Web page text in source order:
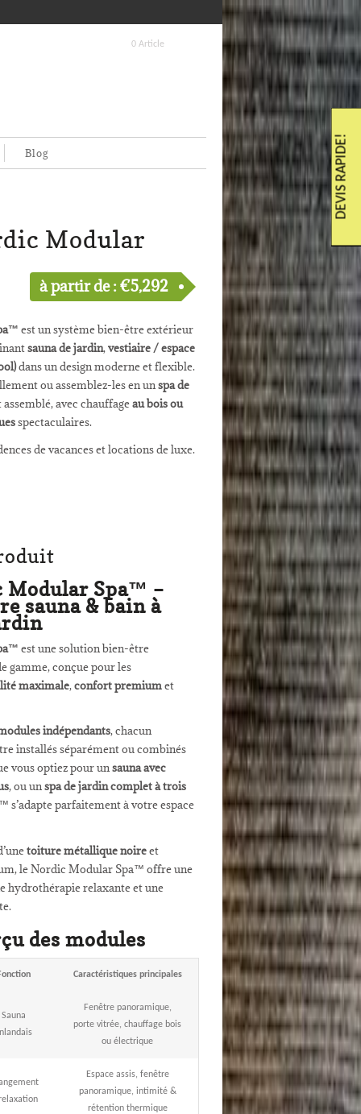
0 Article
Blog
Modular
à partir de :€5,292
est un système bien-être extérieur
sauna de jardin,vestiaire / espace
dans un design moderne et flexible.
ou assemblez-les en unspa de
avec chauffageau bois ou
spectaculaires.
de vacances et locations de luxe.
Spa™ –
sauna & bain à
est une solution bien-être
gamme, conçue pour les
maximale,confort premiumet
indépendants, chacun
installés séparément ou combinés
vous optiez pour unsauna avec
, ou unspa de jardin complet à trois
s’adapte parfaitement à votre espace
toiture métallique noireet
le Nordic Modular Spa™ offre une
hydrothérapie relaxante et une
des modules
Caractéristiques principales
Sauna
Fenêtre panoramique,
porte vitrée, chauffage bois
ou électrique
Espace assis, fenêtre
panoramique, intimité &
rétention thermique
DEVIS RAPIDE!